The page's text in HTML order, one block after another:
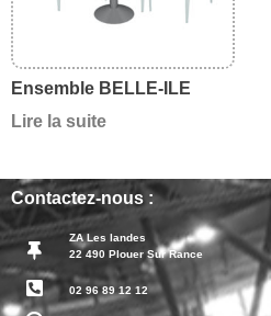
Ensemble BELLE-ILE
Lire la suite
Contactez-nous :
ZA Les landes
22 490 Plouer Sur Rance
02 96 89 12 12